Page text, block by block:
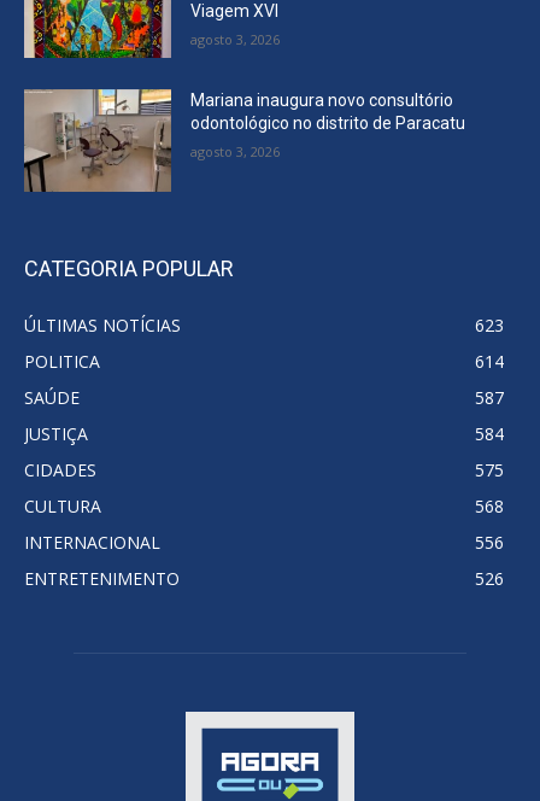
Viagem XVI
agosto 3, 2026
Mariana inaugura novo consultório
odontológico no distrito de Paracatu
agosto 3, 2026
CATEGORIA POPULAR
ÚLTIMAS NOTÍCIAS
623
POLITICA
614
SAÚDE
587
JUSTIÇA
584
CIDADES
575
CULTURA
568
INTERNACIONAL
556
ENTRETENIMENTO
526